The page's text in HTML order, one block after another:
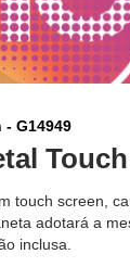
- G14949
touch screen,
adotará a
inclusa.